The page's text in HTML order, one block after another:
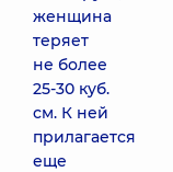
женщина
теряет
не более
25-30 куб.
см. К ней
прилагается
еще